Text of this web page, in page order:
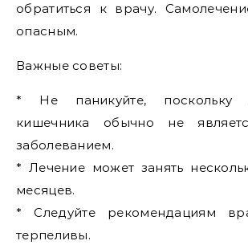
обратиться к врачу.
опасным.
Важные советы:
* Не паникуйте, поскольку
кишечника обычно не
заболеванием.
* Лечение может занять
месяцев.
* Следуйте рекомендациям
терпеливы.